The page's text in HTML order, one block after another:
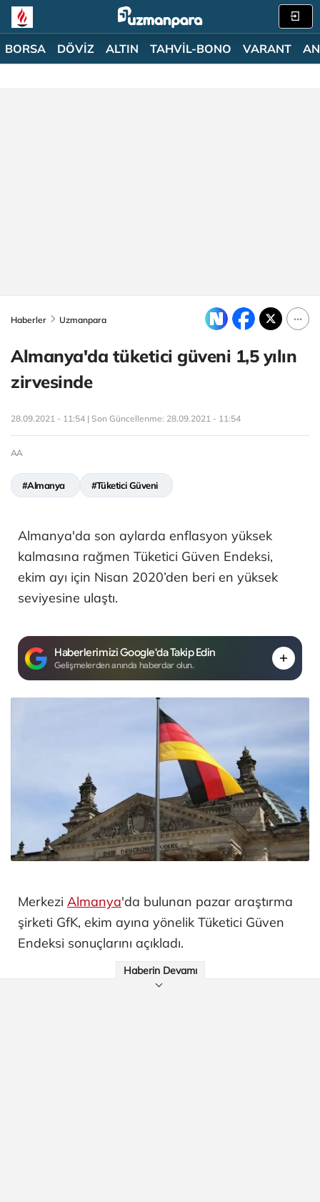
BORSA DÖVİZ ALTIN TAHVİL-BONO VARANT
Haberler Uzmanpara
Almanya'da tüketici güveni 1,5 yılın
zirvesinde
28.09.2021 - 11:54 | Son Güncellenme: 28.09.2021 - 11:54
AA
#Almanya #Tüketici Güveni
Almanya'da son aylarda enflasyon yüksek
kalmasına rağmen Tüketici Güven Endeksi,
ekim ayı için Nisan 2020’den beri en yüksek
seviyesine ulaştı.
Haberlerimizi Google'da Takip Edin
Gelişmelerden anında haberdar olun.
Merkezi Almanya'da bulunan pazar araştırma
şirketi GfK, ekim ayına yönelik Tüketici Güven
Endeksi sonuçlarını açıkladı.
Haberin Devamı